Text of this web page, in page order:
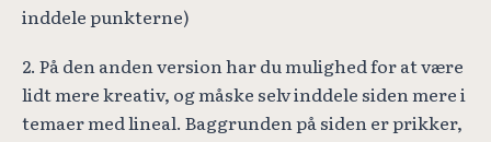
inddele punkterne)
2. På den anden version har du mulighed for at være
lidt mere kreativ, og måske selv inddele siden mere i
temaer med lineal. Baggrunden på siden er prikker,